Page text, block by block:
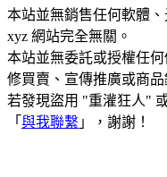
本站並無銷售任何軟體
xyz 網站完全無關。
本站並無委託或授權任
修買賣、宣傳推廣或商品
若發現盜用 "重灌狂人"
「 與我聯繫 」，謝謝！